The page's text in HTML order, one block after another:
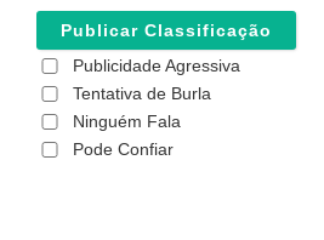
Publicidade Agressiva
Tentativa de Burla
Ninguém Fala
Pode Confiar